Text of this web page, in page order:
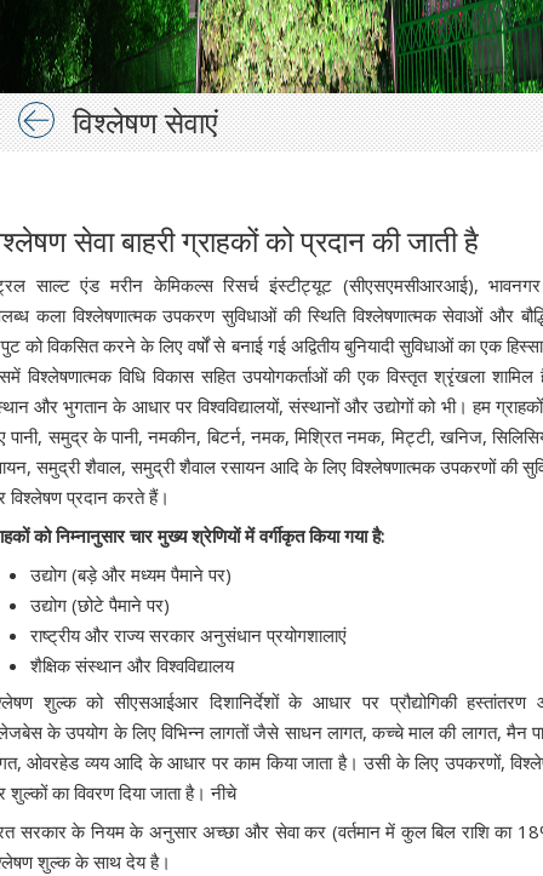
विश्लेषण सेवाएं
सेवा बाहरी ग्राहकों को प्रदान की जाती है
साल्ट एंड मरीन केमिकल्स रिसर्च इंस्टीट्यूट (सीएसएमसीआरआई),
कला विश्लेषणात्मक उपकरण सुविधाओं की स्थिति विश्लेषणात्मक सेवाओं और
को विकसित करने के लिए वर्षों से बनाई गई अद्वितीय बुनियादी सुविधाओं का एक
विश्लेषणात्मक विधि विकास सहित उपयोगकर्ताओं की एक विस्तृत श्रृंखला शामिल
और भुगतान के आधार पर विश्वविद्यालयों, संस्थानों और उद्योगों को भी। हम
पानी, समुद्र के पानी, नमकीन, बिटर्न, नमक, मिश्रित नमक, मिट्टी, खनिज,
समुद्री शैवाल, समुद्री शैवाल रसायन आदि के लिए विश्लेषणात्मक उपकरणों की
विश्लेषण प्रदान करते हैं।
को निम्नानुसार चार मुख्य श्रेणियों में वर्गीकृत किया गया है:
उद्योग (बड़े और मध्यम पैमाने पर)
उद्योग (छोटे पैमाने पर)
राष्ट्रीय और राज्य सरकार अनुसंधान प्रयोगशालाएं
शैक्षिक संस्थान और विश्वविद्यालय
शुल्क को सीएसआईआर दिशानिर्देशों के आधार पर प्रौद्योगिकी हस्तांतरण
के उपयोग के लिए विभिन्न लागतों जैसे साधन लागत, कच्चे माल की लागत, मैन
ओवरहेड व्यय आदि के आधार पर काम किया जाता है। उसी के लिए उपकरणों,
का विवरण दिया जाता है। नीचे
सरकार के नियम के अनुसार अच्छा और सेवा कर (वर्तमान में कुल बिल राशि का
शुल्क के साथ देय है।